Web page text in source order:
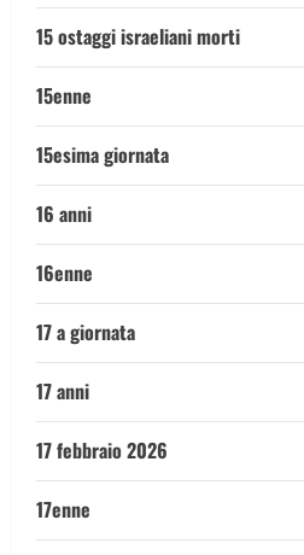
15 ostaggi israeliani morti
15enne
15esima giornata
16 anni
16enne
17 a giornata
17 anni
17 febbraio 2026
17enne